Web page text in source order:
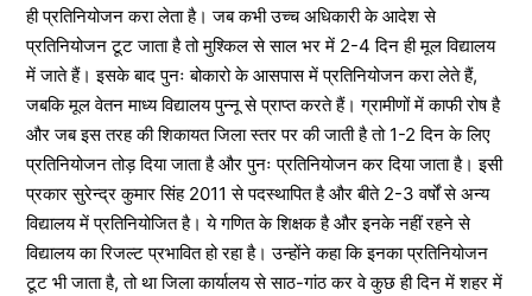
ही प्रतिनियोजन करा लेता है। जब कभी उच्च अधिकारी के आदेश से
प्रतिनियोजन टूट जाता है तो मुश्किल से साल भर में 2-4 दिन ही मूल विद्यालय
में जाते हैं। इसके बाद पुनः बोकारो के आसपास में प्रतिनियोजन करा लेते हैं,
जबकि मूल वेतन माध्य विद्यालय पुन्नू से प्राप्त करते हैं। ग्रामीणों में काफी रोष है
और जब इस तरह की शिकायत जिला स्तर पर की जाती है तो 1-2 दिन के लिए
प्रतिनियोजन तोड़ दिया जाता है और पुनः प्रतिनियोजन कर दिया जाता है। इसी
प्रकार सुरेन्द्र कुमार सिंह 2011 से पदस्थापित है और बीते 2-3 वर्षों से अन्य
विद्यालय में प्रतिनियोजित है। ये गणित के शिक्षक है और इनके नहीं रहने से
विद्यालय का रिजल्ट प्रभावित हो रहा है। उन्होंने कहा कि इनका प्रतिनियोजन
टूट भी जाता है, तो था जिला कार्यालय से साठ-गांठ कर वे कुछ ही दिन में शहर में